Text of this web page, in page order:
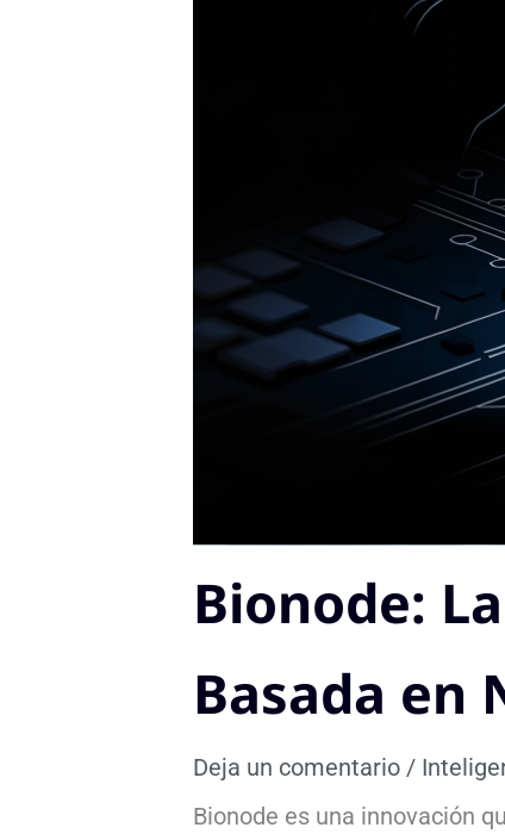
Bionode:
Basada en
Deja un comentario /
Bionode es una innovación